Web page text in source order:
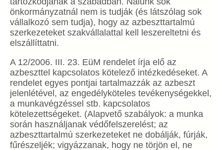
önkormányzatnál nem is tudják (és látszólag sok
vállalkozó sem tudja), hogy az azbeszttartalmú
szerkezeteket szakvállalattal kell leszereltetni és
elszállíttatni.
A 12/2006. III. 23. EüM rendelet írja elő az
azbeszttel kapcsolatos kötelező intézkedéseket. A
rendelet egyes pontjai tartalmazzák az azbeszt
jelenlétével, az engedélyköteles tevékenységekkel,
a munkavégzéssel stb. kapcsolatos
kötelezettségeket. (Alapvető szabályok: a munka
során használjanak védőfelszerelést; az
azbeszttartalmú szerkezeteket ne dobálják, fúrják,
fűrészeljék; vigyázzanak, hogy ne törjön el, ne